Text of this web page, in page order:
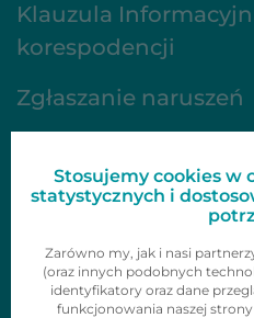
Stosujemy cookies w
statystycznych i
Zarówno my, jak i nasi
(oraz innych podobnych
identyfikatory oraz dane
funkcjonowania naszej
Klauzula
korespodencji
Zgłaszanie naruszeń
Oferta
Gazetki
Zainspiruj się